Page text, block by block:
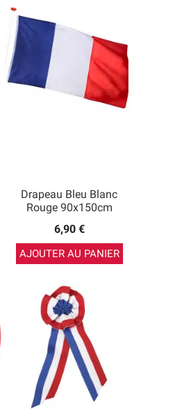
Drapeau Bleu Blanc
Rouge 90x150cm
6,90 €
AJOUTER AU PANIER